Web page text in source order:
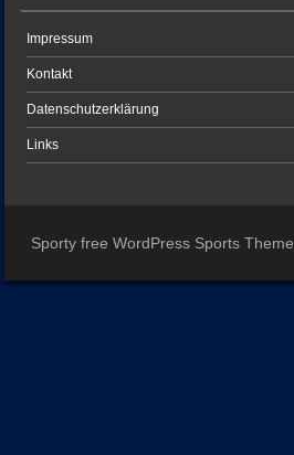
Impressum
Kontakt
Datenschutzerklärung
Links
Sporty free WordPress Sports Theme